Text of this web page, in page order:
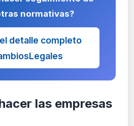
normativas?
detalle completo
las empresas